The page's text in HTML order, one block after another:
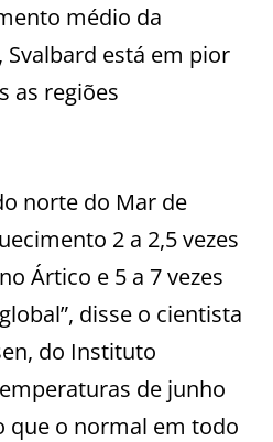
médio da
está em pior
as regiões
norte do Mar de
2 a 2,5 vezes
Ártico e 5 a 7 vezes
disse o cientista
do Instituto
de junho
que o normal em todo